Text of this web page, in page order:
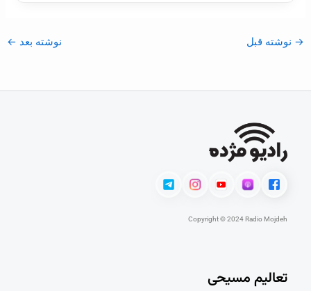
→ نوشته قبل نوشته بعد ←
Copyright © 2024 Radio Mojdeh
تعالیم مسیحی